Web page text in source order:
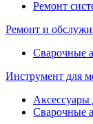
Ремонт
Ремонт и
Сварочные
Инструмент для
Сварочные